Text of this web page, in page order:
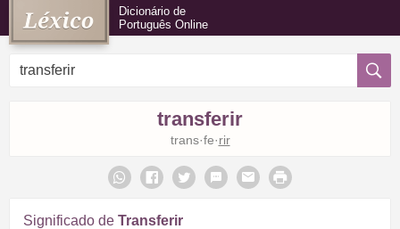
Dicionário de
Português Online
transferir
trans·fe·rir
Significado de Transferir